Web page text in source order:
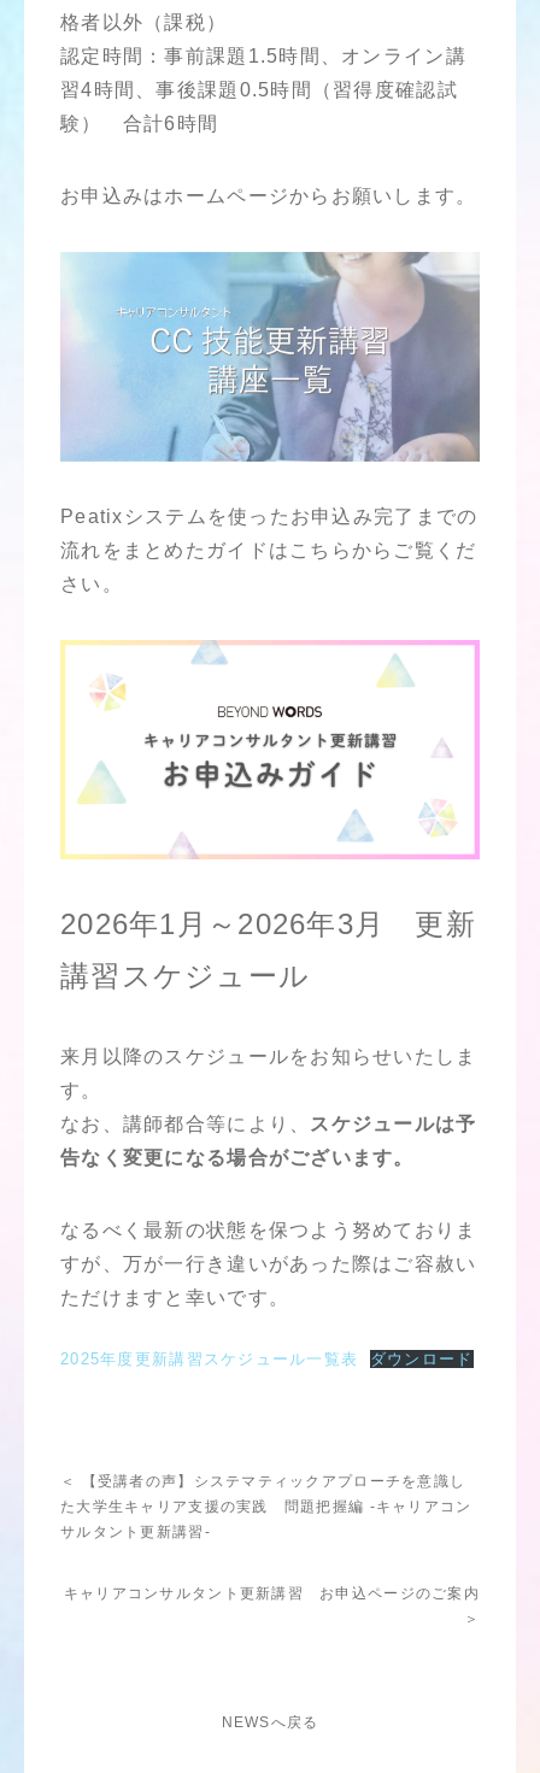
格者以外（課税）
認定時間：事前課題1.5時間、オンライン講
習4時間、事後課題0.5時間（習得度確認試
験） 合計6時間
お申込みはホームページからお願いします。
Peatixシステムを使ったお申込み完了までの
流れをまとめたガイドはこちらからご覧くだ
さい。
2026年1月～2026年3月 更新
講習スケジュール
来月以降のスケジュールをお知らせいたしま
す。
なお、講師都合等により、 スケジュールは予
告なく変更になる場合がございます。
なるべく最新の状態を保つよう努めておりま
すが、万が一行き違いがあった際はご容赦い
ただけますと幸いです。
2025年度更新講習スケジュール一覧表 ダウンロード
＜ 【受講者の声】システマティックアプローチを意識し
た大学生キャリア支援の実践 問題把握編 -キャリアコン
サルタント更新講習-
キャリアコンサルタント更新講習 お申込ページのご案内
＞
NEWSへ戻る